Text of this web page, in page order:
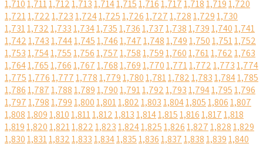
1,7101,7111,7121,7131,7141,7151,7161,7171,7181,7191,720
1,7211,7221,7231,7241,7251,7261,7271,7281,7291,730
1,7311,7321,7331,7341,7351,7361,7371,7381,7391,7401,741
1,7421,7431,7441,7451,7461,7471,7481,7491,7501,7511,752
1,7531,7541,7551,7561,7571,7581,7591,7601,7611,7621,763
1,7641,7651,7661,7671,7681,7691,7701,7711,7721,7731,774
1,7751,7761,7771,7781,7791,7801,7811,7821,7831,7841,785
1,7861,7871,7881,7891,7901,7911,7921,7931,7941,7951,796
1,7971,7981,7991,8001,8011,8021,8031,8041,8051,8061,807
1,8081,8091,8101,8111,8121,8131,8141,8151,8161,8171,818
1,8191,8201,8211,8221,8231,8241,8251,8261,8271,8281,829
1,8301,8311,8321,8331,8341,8351,8361,8371,8381,8391,840